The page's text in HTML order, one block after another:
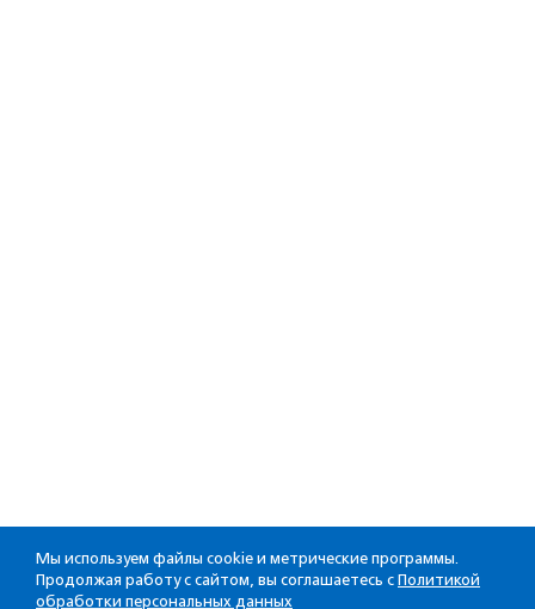
Мы используем файлы cookie и метрические программы.
Продолжая работу с сайтом, вы соглашаетесь с Политикой
обработки персональных данных